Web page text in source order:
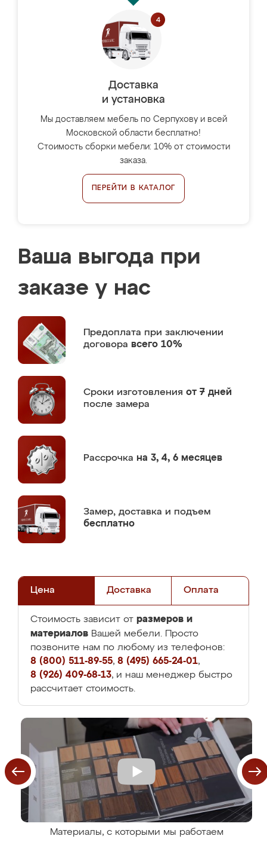
Доставка
и установка
Мы доставляем мебель по Серпухову и всей
Московской области бесплатно!
Стоимость сборки мебели: 10% от стоимости
заказа.
ПЕРЕЙТИ В КАТАЛОГ
Ваша выгода при
заказе у нас
Предоплата при заключении
договора всего 10%
Сроки изготовления от 7 дней
после замера
Рассрочка на 3, 4, 6 месяцев
Замер, доставка и подъем
бесплатно
Цена Доставка Оплата
Стоимость зависит от размеров и
материалов Вашей мебели. Просто
позвоните нам по любому из телефонов:
8 (800) 511-89-55, 8 (495) 665-24-01,
8 (926) 409-68-13, и наш менеджер быстро
рассчитает стоимость.
Материалы, с которыми мы работаем